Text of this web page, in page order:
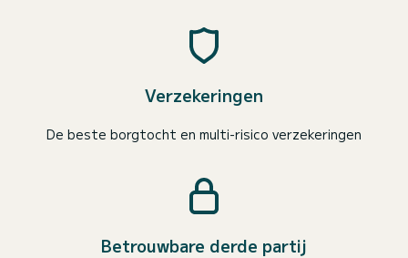
Verzekeringen
De beste borgtocht en multi-risico verzekeringen
Betrouwbare derde partij